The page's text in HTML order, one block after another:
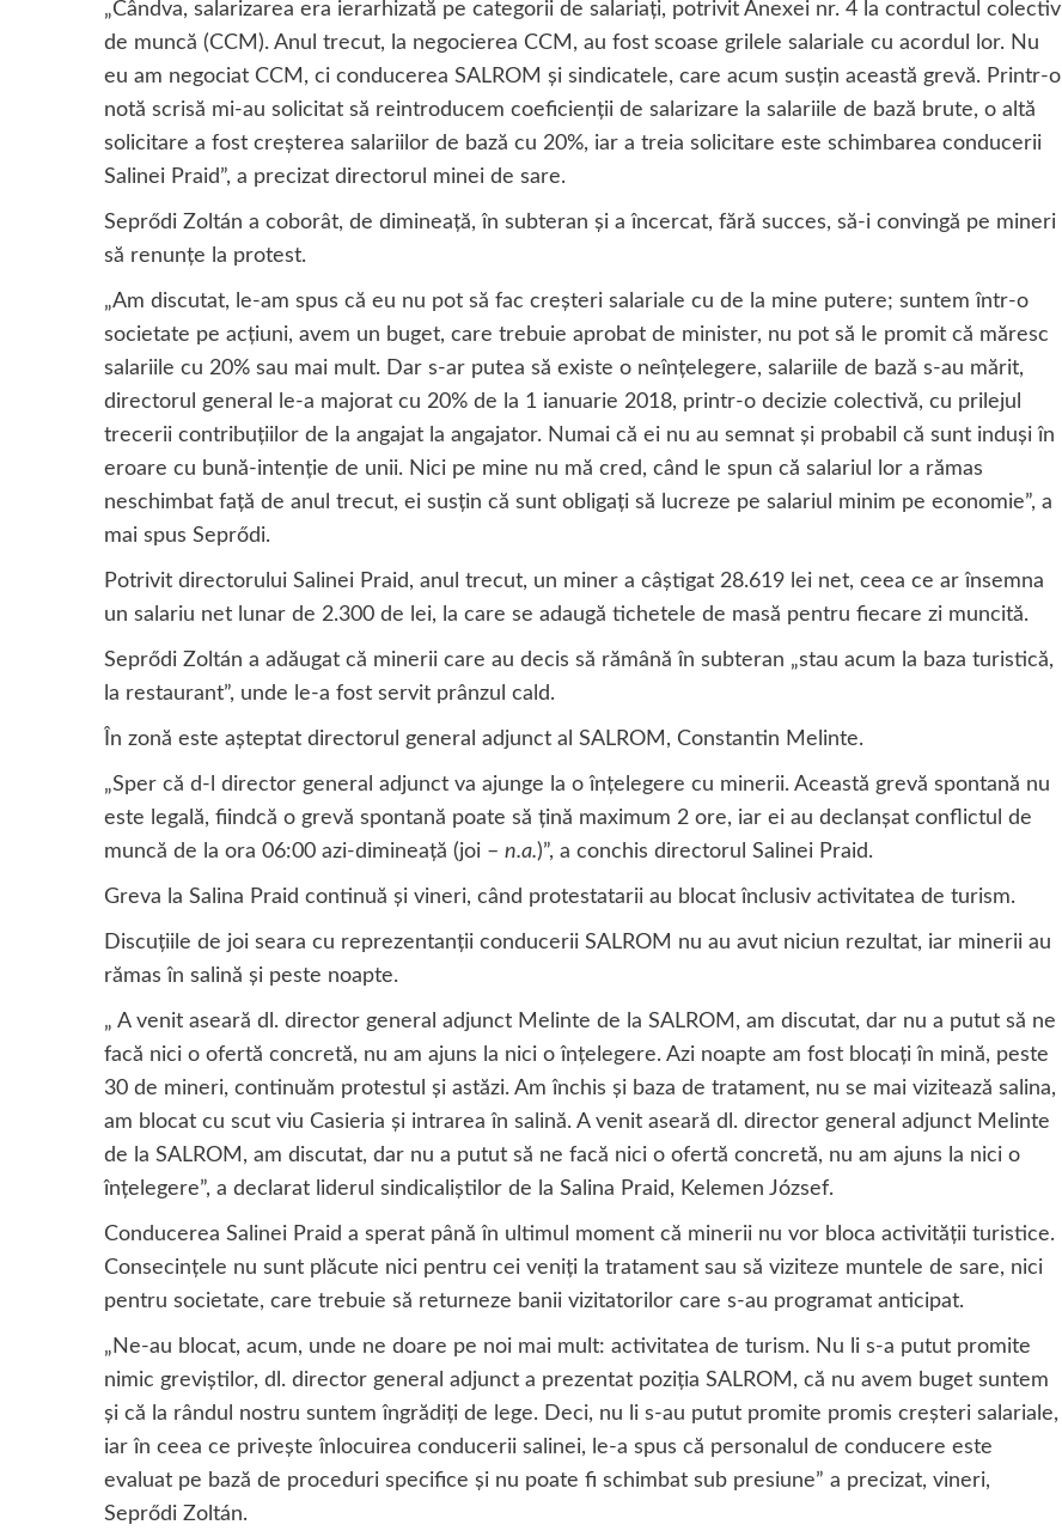
„Cândva, salarizarea era ierarhizată pe categorii de salariaţi, potrivit Anexei nr. 4 la contractul colectiv
de muncă (CCM). Anul trecut, la negocierea CCM, au fost scoase grilele salariale cu acordul lor. Nu
eu am negociat CCM, ci conducerea SALROM şi sindicatele, care acum susţin această grevă. Printr-o
notă scrisă mi-au solicitat să reintroducem coeficienţii de salarizare la salariile de bază brute, o altă
solicitare a fost creşterea salariilor de bază cu 20%, iar a treia solicitare este schimbarea conducerii
Salinei Praid”, a precizat directorul minei de sare.
Seprődi Zoltán a coborât, de dimineaţă, în subteran şi a încercat, fără succes, să-i convingă pe mineri
să renunţe la protest.
„Am discutat, le-am spus că eu nu pot să fac creşteri salariale cu de la mine putere; suntem într-o
societate pe acţiuni, avem un buget, care trebuie aprobat de minister, nu pot să le promit că măresc
salariile cu 20% sau mai mult. Dar s-ar putea să existe o neînţelegere, salariile de bază s-au mărit,
directorul general le-a majorat cu 20% de la 1 ianuarie 2018, printr-o decizie colectivă, cu prilejul
trecerii contribuţiilor de la angajat la angajator. Numai că ei nu au semnat şi probabil că sunt induşi în
eroare cu bună-intenţie de unii. Nici pe mine nu mă cred, când le spun că salariul lor a rămas
neschimbat faţă de anul trecut, ei susţin că sunt obligaţi să lucreze pe salariul minim pe economie”, a
mai spus Seprődi.
Potrivit directorului Salinei Praid, anul trecut, un miner a câştigat 28.619 lei net, ceea ce ar însemna
un salariu net lunar de 2.300 de lei, la care se adaugă tichetele de masă pentru fiecare zi muncită.
Seprődi Zoltán a adăugat că minerii care au decis să rămână în subteran „stau acum la baza turistică,
la restaurant”, unde le-a fost servit prânzul cald.
În zonă este aşteptat directorul general adjunct al SALROM, Constantin Melinte.
„Sper că d-l director general adjunct va ajunge la o înţelegere cu minerii. Această grevă spontană nu
este legală, fiindcă o grevă spontană poate să ţină maximum 2 ore, iar ei au declanşat conflictul de
muncă de la ora 06:00 azi-dimineaţă (joi – n.a.)”, a conchis directorul Salinei Praid.
Greva la Salina Praid continuă și vineri, când protestatarii au blocat înclusiv activitatea de turism.
Discuțiile de joi seara cu reprezentanții conducerii SALROM nu au avut niciun rezultat, iar minerii au
rămas în salină și peste noapte.
„ A venit aseară dl. director general adjunct Melinte de la SALROM, am discutat, dar nu a putut să ne
facă nici o ofertă concretă, nu am ajuns la nici o înțelegere. Azi noapte am fost blocați în mină, peste
30 de mineri, continuăm protestul și astăzi. Am închis și baza de tratament, nu se mai vizitează salina,
am blocat cu scut viu Casieria și intrarea în salină. A venit aseară dl. director general adjunct Melinte
de la SALROM, am discutat, dar nu a putut să ne facă nici o ofertă concretă, nu am ajuns la nici o
înțelegere”, a declarat liderul sindicaliștilor de la Salina Praid, Kelemen József.
Conducerea Salinei Praid a sperat până în ultimul moment că minerii nu vor bloca activității turistice.
Consecințele nu sunt plăcute nici pentru cei veniți la tratament sau să viziteze muntele de sare, nici
pentru societate, care trebuie să returneze banii vizitatorilor care s-au programat anticipat.
„Ne-au blocat, acum, unde ne doare pe noi mai mult: activitatea de turism. Nu li s-a putut promite
nimic greviștilor, dl. director general adjunct a prezentat poziția SALROM, că nu avem buget suntem
și că la rândul nostru suntem îngrădiți de lege. Deci, nu li s-au putut promite promis creșteri salariale,
iar în ceea ce privește înlocuirea conducerii salinei, le-a spus că personalul de conducere este
evaluat pe bază de proceduri specifice și nu poate fi schimbat sub presiune” a precizat, vineri,
Seprődi Zoltán.